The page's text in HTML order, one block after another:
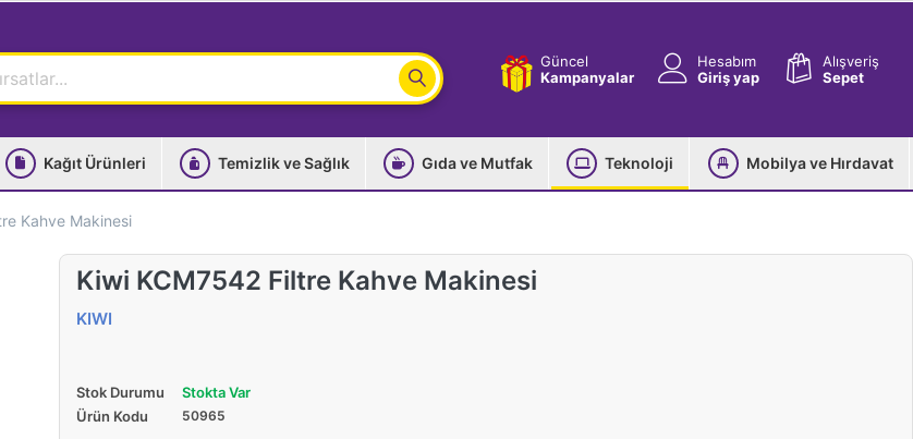
Güncel
Kampanyalar
Hesabım
Giriş yap
Alışveriş
Sepet
Kağıt Ürünleri Temizlik ve Sağlık Gıda ve Mutfak Teknoloji Mobilya ve Hırdavat
Kahve Makinesi
Kiwi KCM7542 Filtre Kahve Makinesi
KIWI
Stok Durumu
Stokta Var
Ürün Kodu
50965